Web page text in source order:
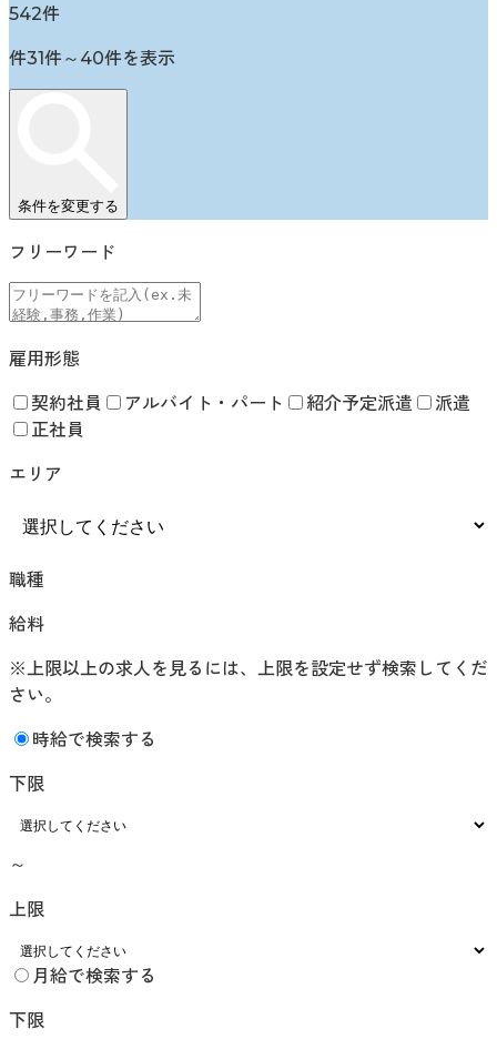
542件
件31件～ 40件を表示
条件を変更する
フリーワード
雇用形態
契約社員 アルバイト・パート 紹介予定派遣
派遣
正社員
エリア
職種
給料
※上限以上の求人を見るには、上限を設定せず検索してくだ
さい。
時給で検索する
下限
～
上限
月給で検索する
下限